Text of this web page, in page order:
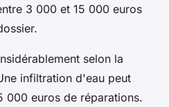
3 000 et 15 000 euros
selon la
infiltration d'eau peut
000 euros de réparations.